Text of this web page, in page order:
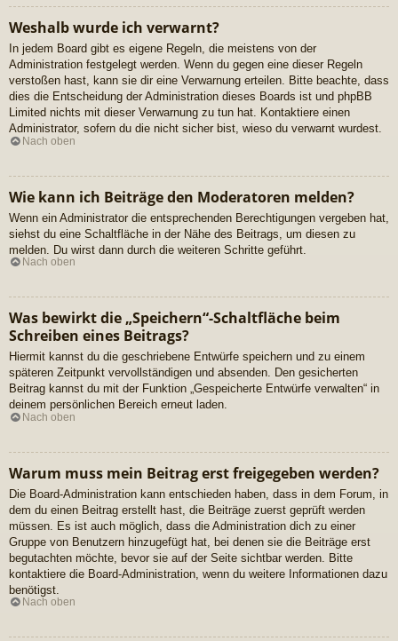
Weshalb wurde ich verwarnt?
In jedem Board gibt es eigene Regeln, die meistens von der
Administration festgelegt werden. Wenn du gegen eine dieser Regeln
verstoßen hast, kann sie dir eine Verwarnung erteilen. Bitte beachte, dass
dies die Entscheidung der Administration dieses Boards ist und phpBB
Limited nichts mit dieser Verwarnung zu tun hat. Kontaktiere einen
Administrator, sofern du die nicht sicher bist, wieso du verwarnt wurdest.
Nach oben
Wie kann ich Beiträge den Moderatoren melden?
Wenn ein Administrator die entsprechenden Berechtigungen vergeben hat,
siehst du eine Schaltfläche in der Nähe des Beitrags, um diesen zu
melden. Du wirst dann durch die weiteren Schritte geführt.
Nach oben
Was bewirkt die „Speichern“-Schaltfläche beim
Schreiben eines Beitrags?
Hiermit kannst du die geschriebene Entwürfe speichern und zu einem
späteren Zeitpunkt vervollständigen und absenden. Den gesicherten
Beitrag kannst du mit der Funktion „Gespeicherte Entwürfe verwalten“ in
deinem persönlichen Bereich erneut laden.
Nach oben
Warum muss mein Beitrag erst freigegeben werden?
Die Board-Administration kann entschieden haben, dass in dem Forum, in
dem du einen Beitrag erstellt hast, die Beiträge zuerst geprüft werden
müssen. Es ist auch möglich, dass die Administration dich zu einer
Gruppe von Benutzern hinzugefügt hat, bei denen sie die Beiträge erst
begutachten möchte, bevor sie auf der Seite sichtbar werden. Bitte
kontaktiere die Board-Administration, wenn du weitere Informationen dazu
benötigst.
Nach oben